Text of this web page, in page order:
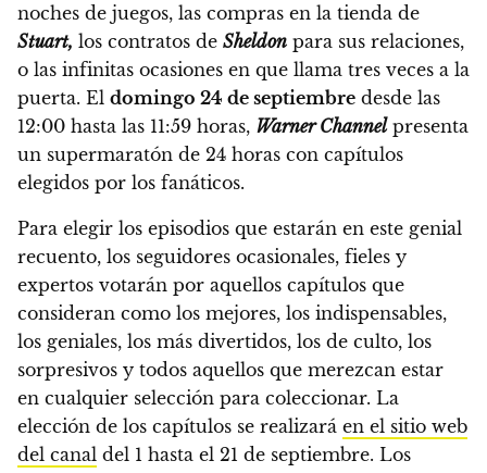
noches de juegos, las compras en la tienda de
Stuart, los contratos de Sheldon para sus relaciones,
o las infinitas ocasiones en que llama tres veces a la
puerta. El domingo 24 de septiembre desde las
12:00 hasta las 11:59 horas, Warner Channelpresenta
un supermaratón de 24 horas con capítulos
elegidos por los fanáticos.
Para elegir los episodios que estarán en este genial
recuento, los seguidores ocasionales, fieles y
expertos votarán por aquellos capítulos que
consideran como los mejores, los indispensables,
los geniales, los más divertidos, los de culto, los
sorpresivos y todos aquellos que merezcan estar
en cualquier selección para coleccionar. La
elección de los capítulos se realizará en el sitio web
del canal del 1 hasta el 21 de septiembre. Los